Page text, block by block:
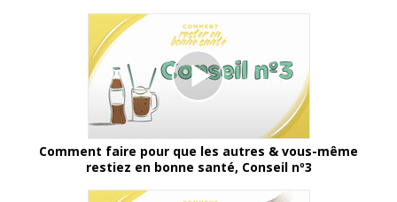
Comment faire pour que les autres & vous-même
restiez en bonne santé, Conseil nº3